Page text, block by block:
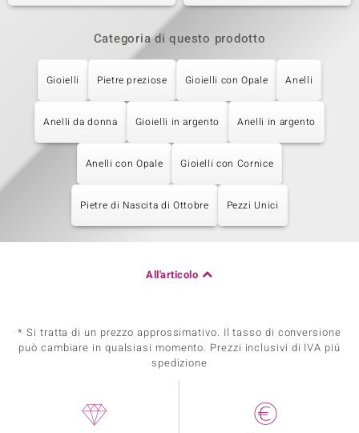
Categoria di questo prodotto
Gioielli Pietre preziose Gioielli con Opale Anelli
Anelli da donna Gioielli in argento Anelli in argento
Anelli con Opale Gioielli con Cornice
Pietre di Nascita di Ottobre Pezzi Unici
All'articolo
* Si tratta di un prezzo approssimativo. Il tasso di conversione
può cambiare in qualsiasi momento. Prezzi inclusivi di IVA piú
spedizione